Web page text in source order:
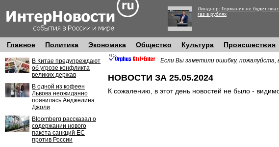
Линднер: Германия не будет
газ в рублях
Главное Политика Экономика Общество Культура Происшествия
В Китае предупреждают
об угрозе конфликта
великих держав
В одной из кофеен
Львова неожиданно
появилась Анджелина
Джоли
Bloomberg рассказал о
содержании нового
пакета санкций ЕС
против России
Если Вы заметили ошибку,
НОВОСТИ ЗА 25.05.2024
К сожалению, в этот день новостей не было -